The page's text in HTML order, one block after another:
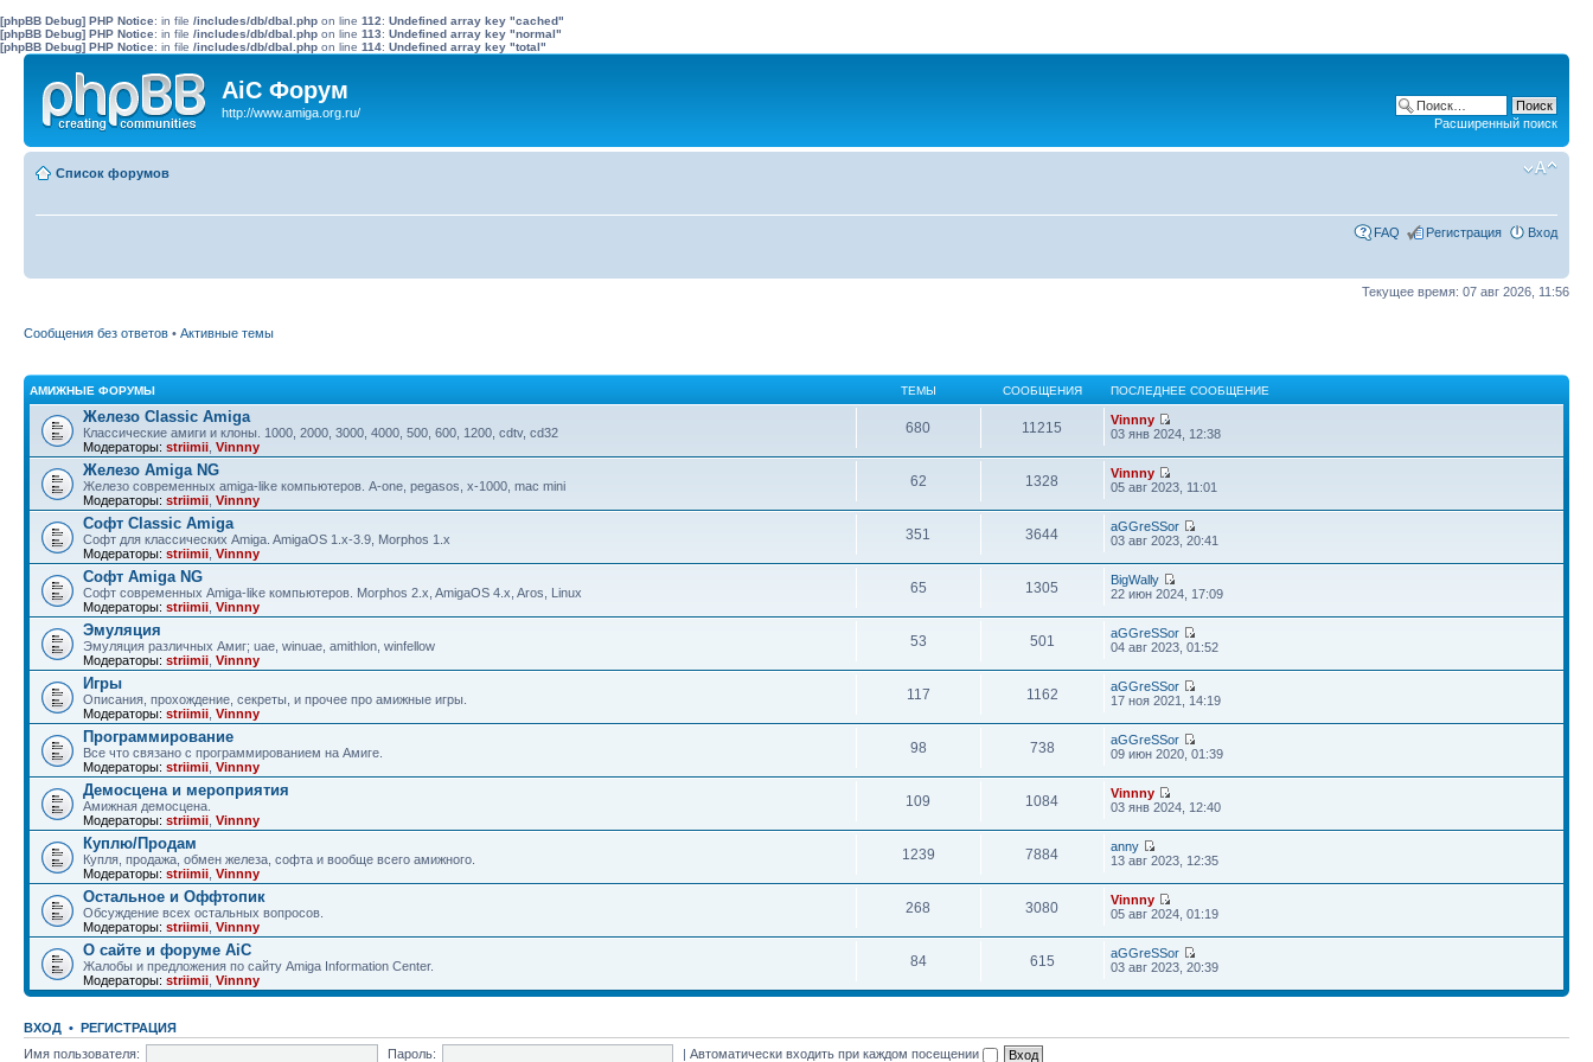
[phpBB Debug] PHP Notice: in file /includes/db/dbal.php on line 112: Undefined array key "cached"
[phpBB Debug] PHP Notice: in file /includes/db/dbal.php on line 113: Undefined array key "normal"
[phpBB Debug] PHP Notice: in file /includes/db/dbal.php on line 114: Undefined array key "total"
AiC Форум
http://www.amiga.org.ru/
Расширенный поиск
Список форумов
FAQ Регистрация Вход
Текущее время: 07 авг 2026, 11:56
Сообщения без ответов • Активные темы
АМИЖНЫЕ ФОРУМЫ ТЕМЫ СООБЩЕНИЯ ПОСЛЕДНЕЕ СООБЩЕНИЕ
Железо Classic Amiga
Классические амиги и клоны. 1000, 2000, 3000, 4000, 500, 600, 1200, cdtv, cd32
Модераторы: striimii Vinnny
680 11215
Vinnny
03 янв 2024, 12:38
Железо Amiga NG
Железо современных amiga-like компьютеров. A-one, pegasos, x-1000, mac mini
Модераторы: striimii Vinnny
62 1328
Vinnny
05 авг 2023, 11:01
Софт Classic Amiga
Софт для классических Amiga. AmigaOS 1.x-3.9, Morphos 1.x
Модераторы: striimii Vinnny
351 3644
aGGreSSor
03 авг 2023, 20:41
Софт Amiga NG
Софт современных Amiga-like компьютеров. Morphos 2.x, AmigaOS 4.x, Aros, Linux
Модераторы: striimii Vinnny
65 1305
BigWally
22 июн 2024, 17:09
Эмуляция
Эмуляция различных Амиг; uae, winuae, amithlon, winfellow
Модераторы: striimii Vinnny
53 501
aGGreSSor
04 авг 2023, 01:52
Игры
Описания, прохождение, секреты, и прочее про амижные игры.
Модераторы: striimii Vinnny
117 1162
aGGreSSor
17 ноя 2021, 14:19
Программирование
Все что связано с программированием на Амиге.
Модераторы: striimii Vinnny
98 738
aGGreSSor
09 июн 2020, 01:39
Демосцена и мероприятия
Амижная демосцена.
Модераторы: striimii Vinnny
109 1084
Vinnny
03 янв 2024, 12:40
Куплю/Продам
Купля, продажа, обмен железа, софта и вообще всего амижного.
Модераторы: striimii Vinnny
1239 7884
anny
13 авг 2023, 12:35
Остальное и Оффтопик
Обсуждение всех остальных вопросов.
Модераторы: striimii Vinnny
268 3080
Vinnny
05 авг 2024, 01:19
О сайте и форуме AiC
Жалобы и предложения по сайту Amiga Information Center.
Модераторы: striimii Vinnny
84 615
aGGreSSor
03 авг 2023, 20:39
ВХОД •
РЕГИСТРАЦИЯ
Имя пользователя:
Пароль: |Автоматически входить при каждом посещении